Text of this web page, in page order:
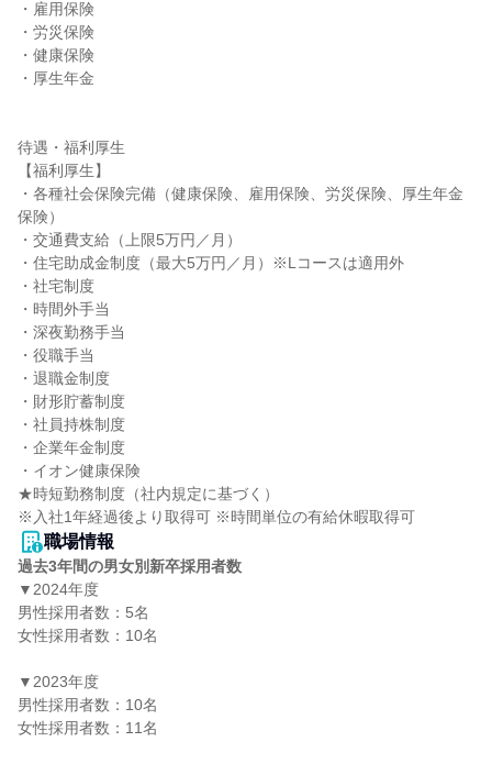
・雇用保険
・労災保険
・健康保険
・厚生年金
待遇・福利厚生
【福利厚生】
・各種社会保険完備（健康保険、雇用保険、労災保険、厚生年金
保険）
・交通費支給（上限5万円／月）
・住宅助成金制度（最大5万円／月）※Lコースは適用外
・社宅制度
・時間外手当
・深夜勤務手当
・役職手当
・退職金制度
・財形貯蓄制度
・社員持株制度
・企業年金制度
・イオン健康保険
★時短勤務制度（社内規定に基づく）
※入社1年経過後より取得可 ※時間単位の有給休暇取得可
職場情報
過去3年間の男女別新卒採用者数
▼2024年度
男性採用者数：5名
女性採用者数：10名
▼2023年度
男性採用者数：10名
女性採用者数：11名